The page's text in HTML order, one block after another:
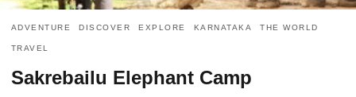
ADVENTURE DISCOVER EXPLORE KARNATAKA THE WORLD
TRAVEL
Sakrebailu Elephant Camp